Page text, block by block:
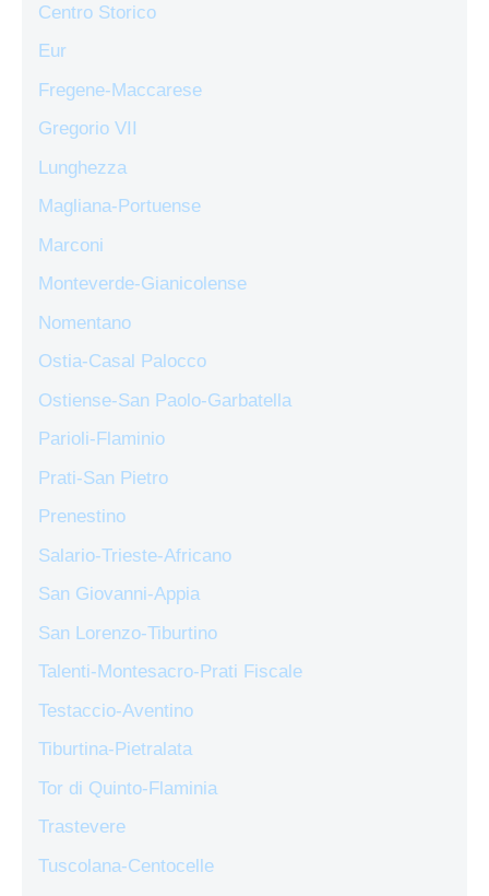
Centro Storico
Eur
Fregene-Maccarese
Gregorio VII
Lunghezza
Magliana-Portuense
Marconi
Monteverde-Gianicolense
Nomentano
Ostia-Casal Palocco
Ostiense-San Paolo-Garbatella
Parioli-Flaminio
Prati-San Pietro
Prenestino
Salario-Trieste-Africano
San Giovanni-Appia
San Lorenzo-Tiburtino
Talenti-Montesacro-Prati Fiscale
Testaccio-Aventino
Tiburtina-Pietralata
Tor di Quinto-Flaminia
Trastevere
Tuscolana-Centocelle